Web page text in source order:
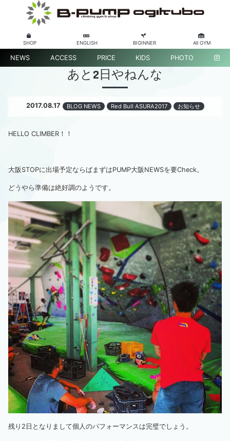
SHOP ENGLISH BIGINNER All GYM
NEWS ACCESS PRICE KIDS PHOTO
あと2日やねんな
2017.08.17 BLOG NEWS Red Bull ASURA2017 お知らせ
HELLO CLIMBER！！
大阪STOPに出場予定ならばまずはPUMP大阪NEWSを要Check。
どうやら準備は絶好調のようです。
残り2日となりまして個人のパフォーマンスは完璧でしょう。